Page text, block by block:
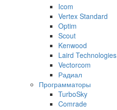
Icom
Vertex Standard
Optim
Scout
Kenwood
Laird Technologies
Vectorcom
Радиал
Программаторы
TurboSky
Comrade